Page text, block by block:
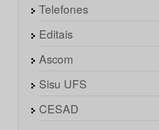
Telefones
Editais
Ascom
Sisu UFS
CESAD